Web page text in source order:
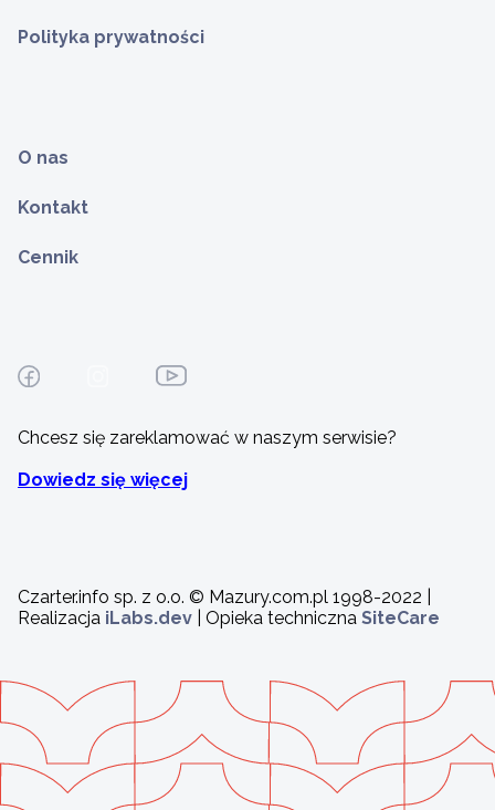
Polityka prywatności
O nas
Kontakt
Cennik
Chcesz się zareklamować w naszym serwisie?
Dowiedz się więcej
Czarter.info sp. z o.o. © Mazury.com.pl 1998-2022 |
Realizacja iLabs.dev | Opieka techniczna SiteCare